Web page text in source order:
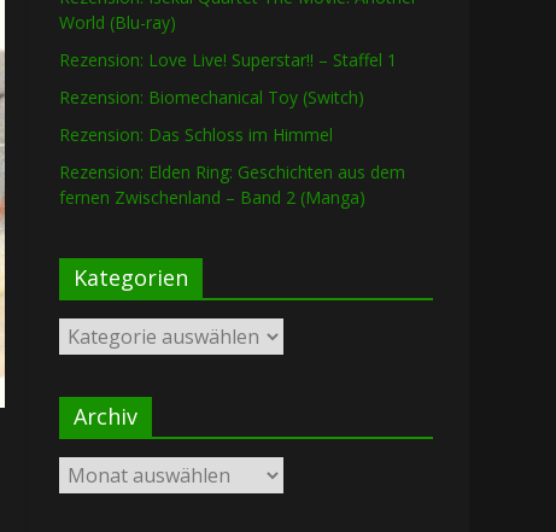
World (Blu-ray)
Rezension: Love Live! Superstar!! – Staffel 1
Rezension: Biomechanical Toy (Switch)
Rezension: Das Schloss im Himmel
Rezension: Elden Ring: Geschichten aus dem
fernen Zwischenland – Band 2 (Manga)
Kategorien
Kategorien
Archiv
Archiv